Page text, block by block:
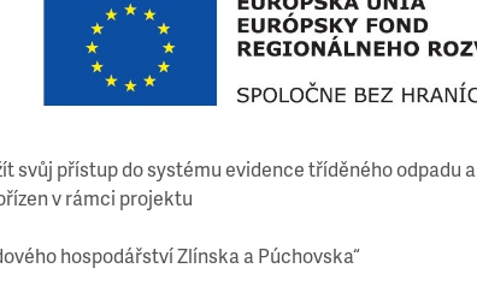
přístup do systému evidence tříděného odpadu a
v rámci projektu
hospodářství Zlínska a Púchovska“